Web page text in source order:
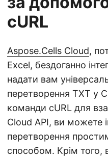
cURL
Aspose.Cells Cloud,
Excel, бездоганно
надати вам
перетворення TXT у
команди cURL для
Cloud API, ви можете
перетворення
способом. Крім того,